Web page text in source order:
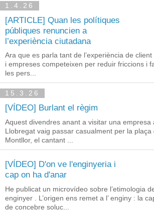
1.4.26
[ARTICLE] Quan les polítiques
públiques renuncien a
l’experiència ciutadana
Ara que es parla tant de l’experiència de
i empreses competeixen per reduir friccions i
les pers...
15.3.26
[VÍDEO] Burlant el règim
Aquest divendres anant a visitar una empresa
Llobregat vaig passar casualment per la plaça
Montllor, el cantant ...
[VÍDEO] D'on ve l'enginyeria i
cap on ha d'anar
He publicat un microvídeo sobre l’etimologia
enginyer . L’origen ens remet a l’ enginy : la
de concebre soluc...